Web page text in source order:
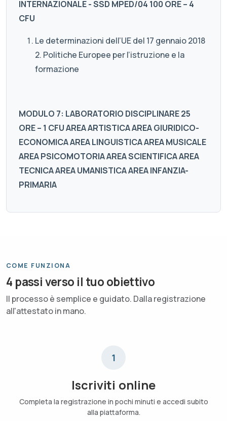
INTERNAZIONALE - SSD MPED/04 100 ORE – 4
CFU
Le determinazioni dell’UE del 17 gennaio 2018
2. Politiche Europee per l’istruzione e la
formazione
MODULO 7: LABORATORIO DISCIPLINARE 25
ORE – 1 CFU AREA ARTISTICA AREA GIURIDICO-
ECONOMICA AREA LINGUISTICA AREA MUSICALE
AREA PSICOMOTORIA AREA SCIENTIFICA AREA
TECNICA AREA UMANISTICA AREA INFANZIA-
PRIMARIA
COME FUNZIONA
4 passi verso il tuo obiettivo
Il processo è semplice e guidato. Dalla registrazione
all'attestato in mano.
1
Iscriviti online
Completa la registrazione in pochi minuti e accedi subito
alla piattaforma.